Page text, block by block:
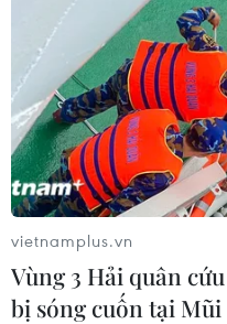
vietnamplus.vn
Vùng 3 Hải quân
bị sóng cuốn tại Mũi